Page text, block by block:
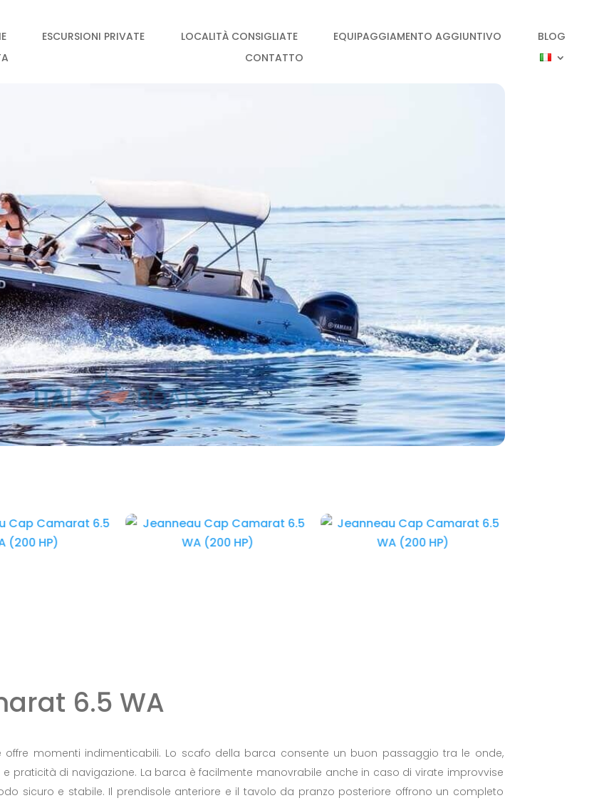
ESCURSIONI PRIVATE LOCALITÀ CONSIGLIATE EQUIPAGGIAMENTO AGGIUNTIVO
BLOG
CONTATTO
6.5 WA
momenti indimenticabili. Lo scafo della barca consente un buon passaggio tra le onde,
praticità di navigazione. La barca è facilmente manovrabile anche in caso di virate improvvise
sicuro e stabile. Il prendisole anteriore e il tavolo da pranzo posteriore offrono un completo